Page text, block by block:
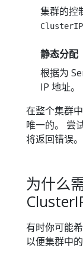
集群的控
ClusterIP
静态分配
根据为
IP 地址。
在整个集群
唯一的。 尝
将返回错误。
为什么
有时你可能
以便集群中